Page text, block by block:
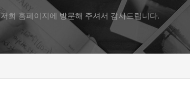
저희 홈페이지에 방문해 주셔서 감사드립니다.